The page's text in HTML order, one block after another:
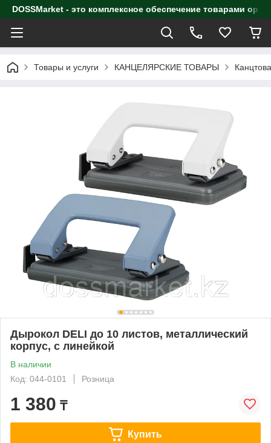
DOSSMarket - это комплексное обеспечение товарами
Товары и услуги КАНЦЕЛЯРСКИЕ ТОВАРЫ
Дырокол DELI до 10 листов, металлический
корпус, с линейкой
В наличии
Код: 044-0101
Розница
1 380 ₸
Купить